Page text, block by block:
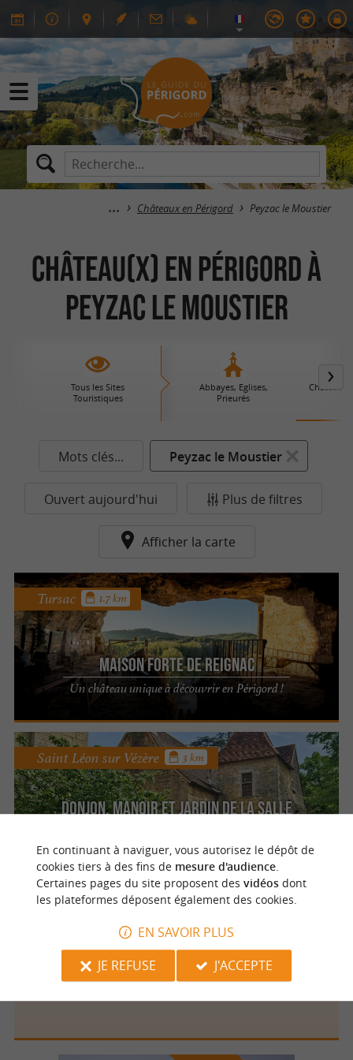
Châteaux en Périgord Peyzac le Moustier
Château(x) en Périgord à
Peyzac le Moustier
Tous les Sites
Touristiques
Abbayes, Eglises,
Prieurés
Châteaux
Mots clés... Peyzac le Moustier
Ouvert aujourd'hui Plus de filtres
Afficher la carte
Maison Forte de Reignac
Un château unique à découvrir en Périgord !
Tursac 1.7 km
Donjon, Manoir et Jardin de la Salle
périgourdin en famille
Saint Léon sur Vézère 3 km
Château de Chaban
En continuant à naviguer, vous autorisez le dépôt de
cookies tiers à des fins de mesure d'audience.
Certaines pages du site proposent des vidéosdont
les plateformes déposent également des cookies.
EN SAVOIR PLUS
JE REFUSE
J'ACCEPTE